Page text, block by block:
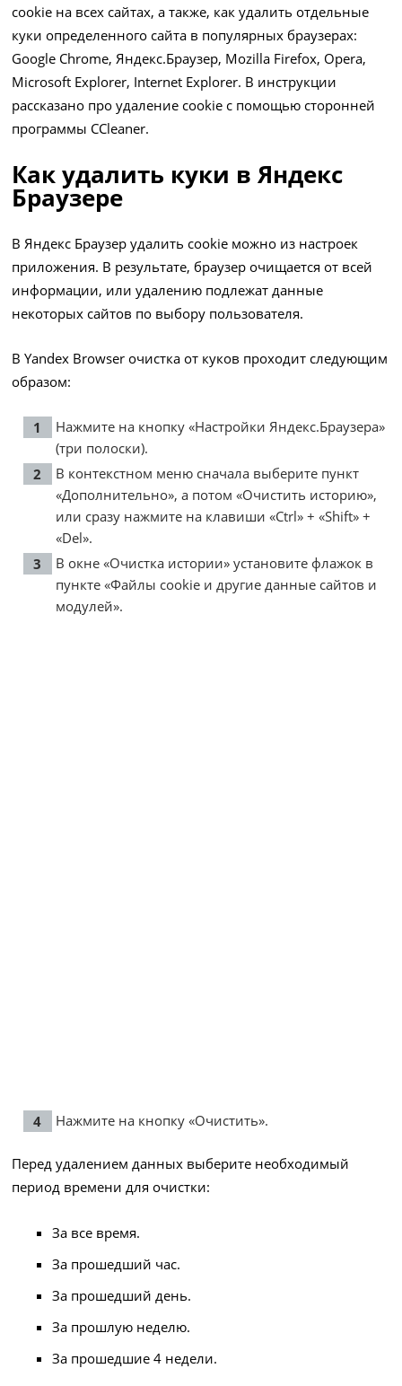
cookie на всех сайтах, а также, как удалить отдельные
куки определенного сайта в популярных браузерах:
Google Chrome, Яндекс.Браузер, Mozilla Firefox, Opera,
Microsoft Explorer, Internet Explorer. В инструкции
рассказано про удаление cookie с помощью сторонней
программы CCleaner.
Как удалить куки в Яндекс
Браузере
В Яндекс Браузер удалить cookie можно из настроек
приложения. В результате, браузер очищается от всей
информации, или удалению подлежат данные
некоторых сайтов по выбору пользователя.
В Yandex Browser очистка от куков проходит следующим
образом:
Нажмите на кнопку «Настройки Яндекс.Браузера»
(три полоски).
В контекстном меню сначала выберите пункт
«Дополнительно», а потом «Очистить историю»,
или сразу нажмите на клавиши «Ctrl» + «Shift» +
«Del».
В окне «Очистка истории» установите флажок в
пункте «Файлы cookie и другие данные сайтов и
модулей».
Нажмите на кнопку «Очистить».
Перед удалением данных выберите необходимый
период времени для очистки:
За все время.
За прошедший час.
За прошедший день.
За прошлую неделю.
За прошедшие 4 недели.